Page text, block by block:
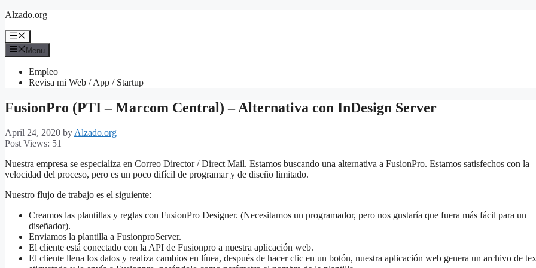
Skip
content
Alzado.org
Menu
Menu
Empleo
Revisa mi Web / App / Startup
FusionPro (PTI – Marcom Central) – Alternativa con InDesign Server
April 24, 2020 byAlzado.org
Post Views: 51
Nuestra empresa se especializa en Correo Director / Direct Mail. Estamos buscando una alternativa a FusionPro. Estamos satisfechos con la
velocidad del proceso, pero es un poco difícil de programar y de diseño limitado.
Nuestro flujo de trabajo es el siguiente:
Creamos las plantillas y reglas con FusionPro Designer. (Necesitamos un programador, pero nos gustaría que fuera más fácil para un
diseñador).
Enviamos la plantilla a FusionproServer.
El cliente está conectado con la API de Fusionpro a nuestra aplicación web.
El cliente llena los datos y realiza cambios en línea, después de hacer clic en un botón, nuestra aplicación web genera un archivo de